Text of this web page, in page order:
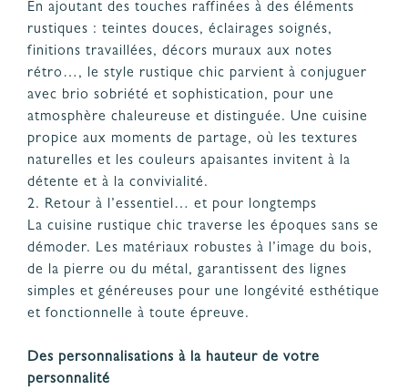
En ajoutant des touches raffinées à des éléments
rustiques : teintes douces, éclairages soignés,
finitions travaillées, décors muraux aux notes
rétro…, le style rustique chic parvient à conjuguer
avec brio sobriété et sophistication, pour une
atmosphère chaleureuse et distinguée. Une cuisine
propice aux moments de partage, où les textures
naturelles et les couleurs apaisantes invitent à la
détente et à la convivialité.
2. Retour à l’essentiel… et pour longtemps
La cuisine rustique chic traverse les époques sans se
démoder. Les matériaux robustes à l’image du bois,
de la pierre ou du métal, garantissent des lignes
simples et généreuses pour une longévité esthétique
et fonctionnelle à toute épreuve.
Des personnalisations à la hauteur de votre
personnalité